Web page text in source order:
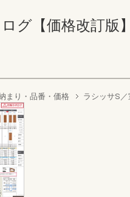
グ【価格改訂版
り・品番・価格 ラシッサS／